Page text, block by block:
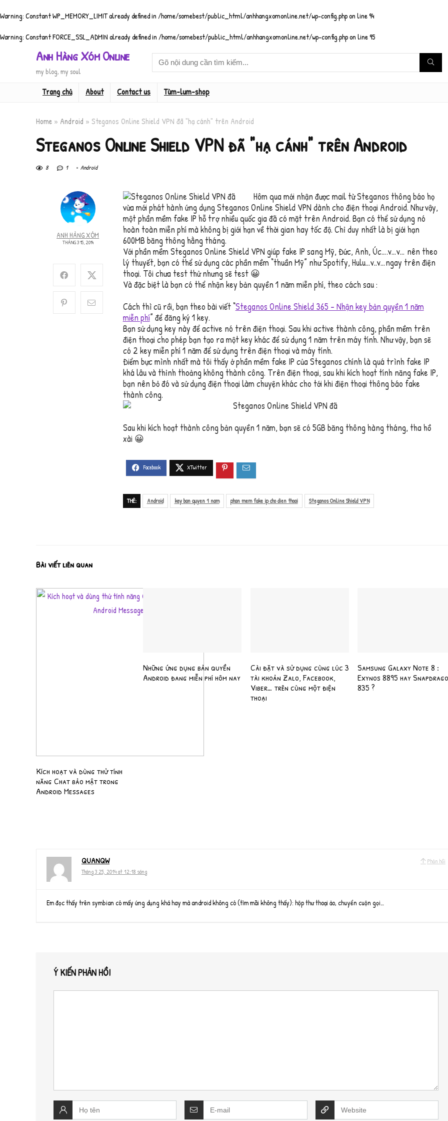
Warning: Constant WP_MEMORY_LIMIT already defined in/home/somebest/public_html/anhhangxomonline.net/wp-config.phpon line94
Warning: Constant FORCE_SSL_ADMIN already defined in/home/somebest/public_html/anhhangxomonline.net/wp-config.phpon line95
Anh Hàng Xóm Online
my blog, my soul
Trang chủ About Contact us Tùm-lum-shop
Home » Android » Steganos Online Shield VPN đã "hạ cánh" trên Android
Steganos Online Shield VPN đã "hạ cánh" trên Android
8 1 Android
ANH HÀNG XÓM
THÁNG 3 15, 2014
Hôm qua mới nhận được mail từ Steganos thông báo họ
vừa mới phát hành ứng dụng Steganos Online Shield VPN dành cho điện thoại Android. Như vậy,
một phần mềm fake IP hỗ trợ nhiều quốc gia đã có mặt trên Android. Bạn có thể sử dụng nó
hoàn toàn miễn phí mà không bị giới hạn về thời gian hay tốc độ. Chỉ duy nhất là bị giới hạn
600MB băng thông hằng tháng.
Với phần mềm Steganos Online Shield VPN giúp fake IP sang Mỹ, Đức, Anh, Úc….v…v… nên theo
lý thuyết, bạn có thể sử dụng các phần mềm “thuần Mỹ” như Spotify, Hulu…v..v…ngay trên điện
thoại. Tôi chưa test thử nhưng sẽ test 😀
Và đặc biệt là bạn có thể nhận key bản quyền 1 năm miễn phí, theo cách sau :
Cách thì cũ rồi, bạn theo bài viết “Steganos Online Shield 365 – Nhận key bản quyền 1 năm
miễn phí” để đăng ký 1 key.
Bạn sử dụng key này để active nó trên điện thoại. Sau khi active thành công, phần mềm trên
điện thoại cho phép bạn tạo ra một key khác để sử dụng 1 năm trên máy tính. Như vậy, bạn sẽ
có 2 key miễn phí 1 năm để sử dụng trên điện thoại và máy tính.
Điểm bực mình nhất mà tôi thấy ở phần mềm fake IP của Steganos chính là quá trình fake IP
khá lâu và thỉnh thoảng không thành công. Trên điện thoại, sau khi kích hoạt tính năng fake IP,
bạn nên bỏ đó và sử dụng điện thoại làm chuyện khác cho tới khi điện thoại thông báo fake
thành công.
Sau khi kích hoạt thành công bản quyền 1 năm, bạn sẽ có 5GB băng thông hàng tháng, tha hồ
xài 😀
THẺ: Android key ban quyen 1 nam phan mem fake ip cho dien thoai Steganos Online Shield VPN
Bài viết liên quan
Kích hoạt và dùng thử tính
năng Chat bảo mật trong
Android Messages
Những ứng dụng bản quyền
Android đang miễn phí hôm nay
Cài đặt và sử dụng cùng lúc 3
tài khoản Zalo, Facebook,
Viber… trên cùng một điện
thoại
Samsung Galaxy Note 8 :
Exynos 8895 hay
835 ?
Phản hồi
QUANQW
Tháng 3 25, 2014 at 12:18 sáng
Em đọc thấy trên symbian có mấy ứng dụng khá hay mà android không có (tìm mãi không thấy): hộp thư thoại ảo, chuyển cuộn gọi…
Ý KIẾN PHẢN HỒI